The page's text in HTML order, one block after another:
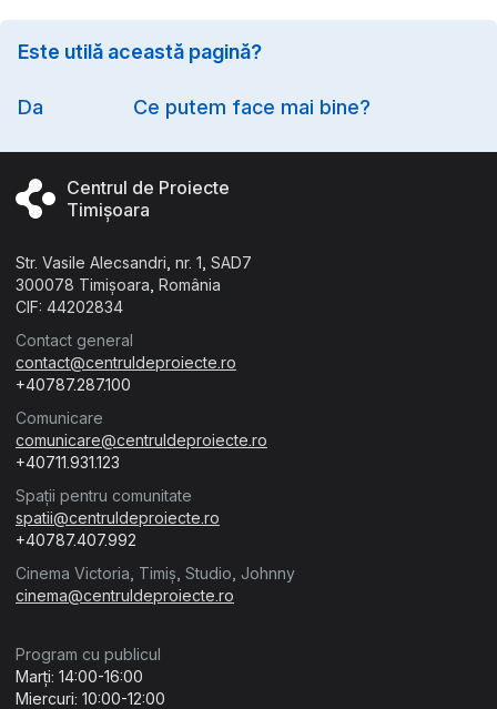
Este utilă această pagină?
Da Ce putem face mai bine?
Centrul de Proiecte
Timișoara
Str. Vasile Alecsandri, nr. 1, SAD7
300078 Timișoara, România
CIF: 44202834
Contact general
contact@centruldeproiecte.ro
+40787.287.100
Comunicare
comunicare@centruldeproiecte.ro
+40711.931.123
Spații pentru comunitate
spatii@centruldeproiecte.ro
+40787.407.992
Cinema Victoria, Timiș, Studio, Johnny
cinema@centruldeproiecte.ro
Program cu publicul
Marți: 14:00-16:00
Miercuri: 10:00-12:00